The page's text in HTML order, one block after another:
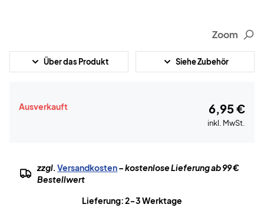
Zoom
Über das Produkt Siehe Zubehör
Ausverkauft 6,95 €
inkl. MwSt.
zzgl.Versandkosten– kostenlose Lieferung ab 99 €
Bestellwert
Lieferung: 2-3 Werktage